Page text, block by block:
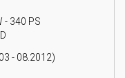
- 340 PS
- 08.2012)